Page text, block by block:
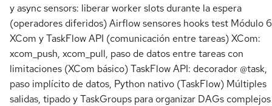
y async sensors: liberar worker slots durante la espera
(operadores diferidos) Airflow sensores hooks test Módulo
XCom y TaskFlow API (comunicación entre tareas) XCom:
xcom_push, xcom_pull, paso de datos entre tareas con
limitaciones (XCom básico) TaskFlow API: decorador @task,
paso implícito de datos, Python nativo (TaskFlow) Múltiples
salidas, tipado y TaskGroups para organizar DAGs complejos